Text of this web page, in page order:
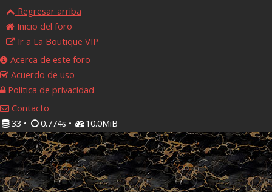
Regresar arriba
Inicio del foro
Ir a La Boutique VIP
Acerca de este foro
Acuerdo de uso
Política de privacidad
Contacto
33 •
0.774s • 10.0MiB